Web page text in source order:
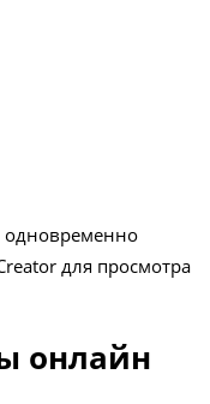
одновременно
для просмотра
онлайн